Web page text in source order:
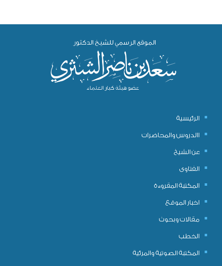
الرئيسية
االدروس والمحاضرات
عن الشيخ
الفتاوى
المكتبة المقروءة
اخبار الموقع
مقالات وبحوث
الخطب
المكتبة الصوتية والمرئية